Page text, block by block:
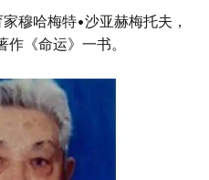
穆哈梅特•沙亚赫梅托夫，
《命运》一书。